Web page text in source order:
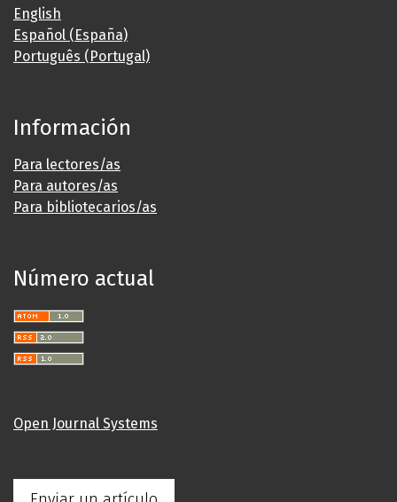
English
Español (España)
Português (Portugal)
Información
Para lectores/as
Para autores/as
Para bibliotecarios/as
Número actual
Open Journal Systems